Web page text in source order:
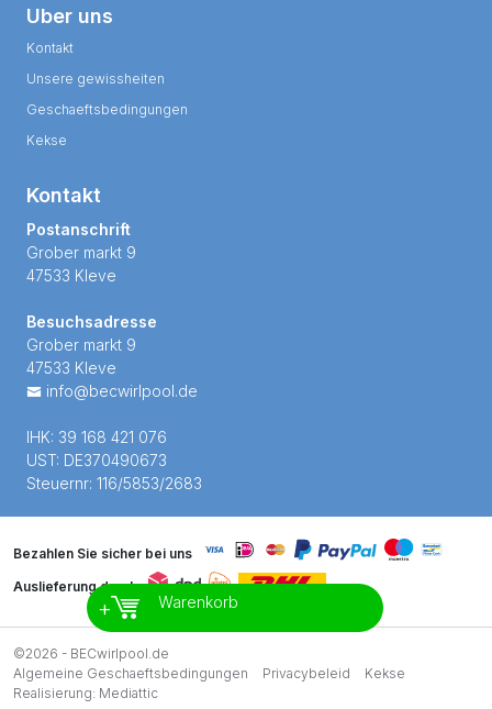
+ Warenkorb
Uber uns
Kontakt
Unsere gewissheiten
Geschaeftsbedingungen
Kekse
Kontakt
Postanschrift
Grober markt 9
47533 Kleve
Besuchsadresse
Grober markt 9
47533 Kleve
info@becwirlpool.de
IHK: 39 168 421 076
UST: DE370490673
Steuernr: 116/5853/2683
Bezahlen Sie sicher bei uns
Auslieferung durch
©2026 - BECwirlpool.de
Algemeine Geschaeftsbedingungen
Privacybeleid
Kekse
Realisierung: Mediattic